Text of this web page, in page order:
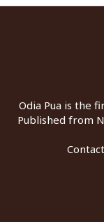
Odia Pua is the
Published from